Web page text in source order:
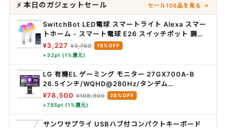
⚡ 本日のガジェットセール セール108品を見る →
SwitchBot LED電球 スマートライト Alexa スマー
トホーム - スマート電球 E26 スイッチボット 調光
調色 広配光 800lm 60W形相当 電球色・昼白色対
応 RGBCWマルチカラー 1600万色 間接照明
Google Home IFTTT イフト Siri SmartThings
に対応(2個パック)
¥3,227 ¥3,780
15%OFF
+32pt (1%還元)
LG 有機EL ゲーミング モニター 27GX700A-B
26.5インチ/WQHD@280Hz/タンデム
OLED/0.03ms/HDR TB500
¥78,500 ¥108,900
28%OFF
+785pt (1%還元)
サンワサプライ USBハブ付コンパクトキーボード